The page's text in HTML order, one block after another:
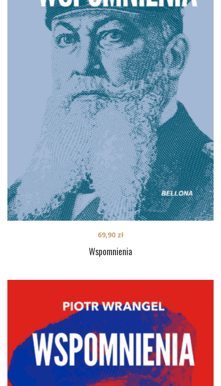
Wspomnienia
69,90 zł